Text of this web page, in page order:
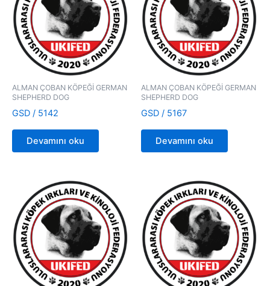
ALMAN ÇOBAN KÖPEĞİ GERMAN
SHEPHERD DOG
GSD / 5142
Devamını oku
ALMAN ÇOBAN KÖPEĞİ GERMAN
SHEPHERD DOG
GSD / 5167
Devamını oku